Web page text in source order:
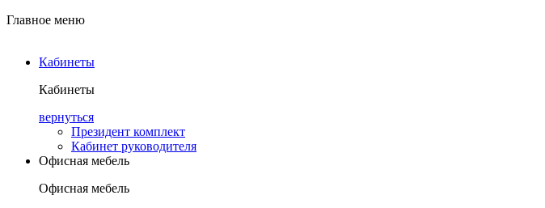
Главное меню
Кабинеты
Кабинеты
вернуться
Президент комплект
Кабинет руководителя
Офисная мебель
Офисная мебель